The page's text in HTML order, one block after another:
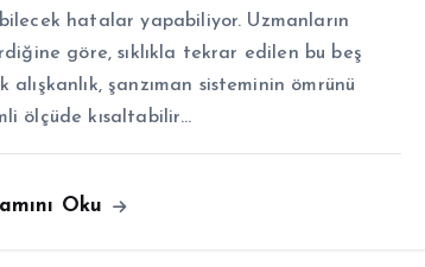
hatalar yapabiliyor. Uzmanların
göre, sıklıkla tekrar edilen bu beş
alışkanlık, şanzıman sisteminin ömrünü
ölçüde kısaltabilir…
Oku